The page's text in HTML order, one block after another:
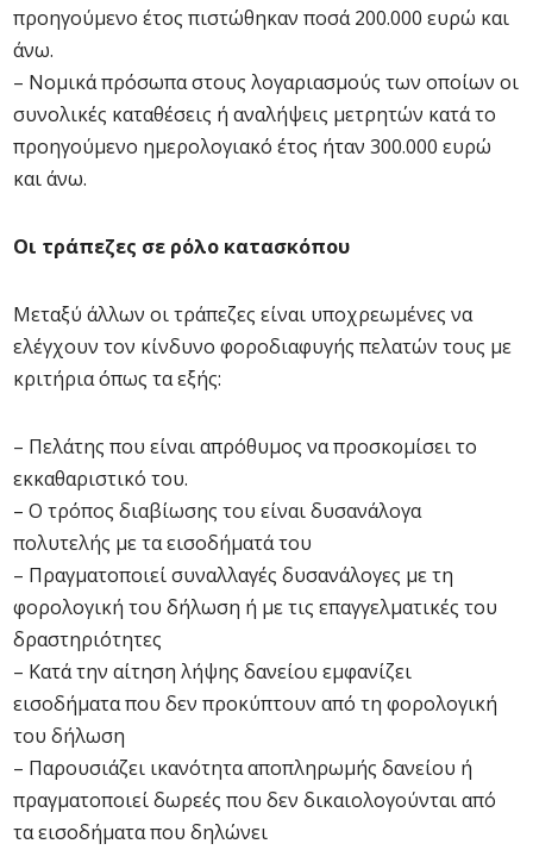
προηγούμενο έτος πιστώθηκαν ποσά 200.000 ευρώ και
άνω.
– Νομικά πρόσωπα στους λογαριασμούς των οποίων οι
συνολικές καταθέσεις ή αναλήψεις μετρητών κατά το
προηγούμενο ημερολογιακό έτος ήταν 300.000 ευρώ
και άνω.
Οι τράπεζες σε ρόλο κατασκόπου
Μεταξύ άλλων οι τράπεζες είναι υποχρεωμένες να
ελέγχουν τον κίνδυνο φοροδιαφυγής πελατών τους με
κριτήρια όπως τα εξής:
– Πελάτης που είναι απρόθυμος να προσκομίσει το
εκκαθαριστικό του.
– Ο τρόπος διαβίωσης του είναι δυσανάλογα
πολυτελής με τα εισοδήματά του
– Πραγματοποιεί συναλλαγές δυσανάλογες με τη
φορολογική του δήλωση ή με τις επαγγελματικές του
δραστηριότητες
– Κατά την αίτηση λήψης δανείου εμφανίζει
εισοδήματα που δεν προκύπτουν από τη φορολογική
του δήλωση
– Παρουσιάζει ικανότητα αποπληρωμής δανείου ή
πραγματοποιεί δωρεές που δεν δικαιολογούνται από
τα εισοδήματα που δηλώνει